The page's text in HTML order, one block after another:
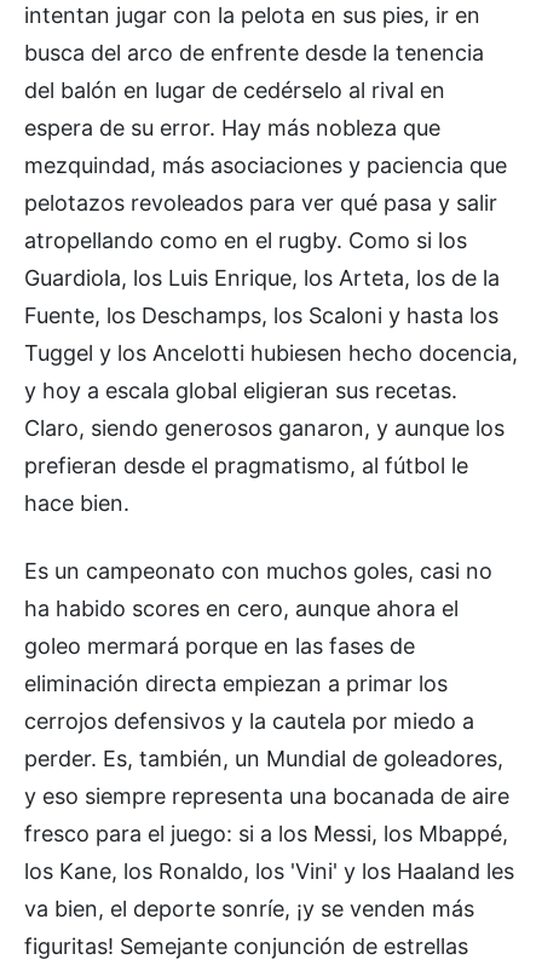
intentan jugar con la pelota en sus pies, ir en
busca del arco de enfrente desde la tenencia
del balón en lugar de cedérselo al rival en
espera de su error. Hay más nobleza que
mezquindad, más asociaciones y paciencia que
pelotazos revoleados para ver qué pasa y salir
atropellando como en el rugby. Como si los
Guardiola, los Luis Enrique, los Arteta, los de la
Fuente, los Deschamps, los Scaloni y hasta los
Tuggel y los Ancelotti hubiesen hecho docencia,
y hoy a escala global eligieran sus recetas.
Claro, siendo generosos ganaron, y aunque los
prefieran desde el pragmatismo, al fútbol le
hace bien.
Es un campeonato con muchos goles, casi no
ha habido scores en cero, aunque ahora el
goleo mermará porque en las fases de
eliminación directa empiezan a primar los
cerrojos defensivos y la cautela por miedo a
perder. Es, también, un Mundial de goleadores,
y eso siempre representa una bocanada de aire
fresco para el juego: si a los Messi, los Mbappé,
los Kane, los Ronaldo, los 'Vini' y los Haaland les
va bien, el deporte sonríe, ¡y se venden más
figuritas! Semejante conjunción de estrellas